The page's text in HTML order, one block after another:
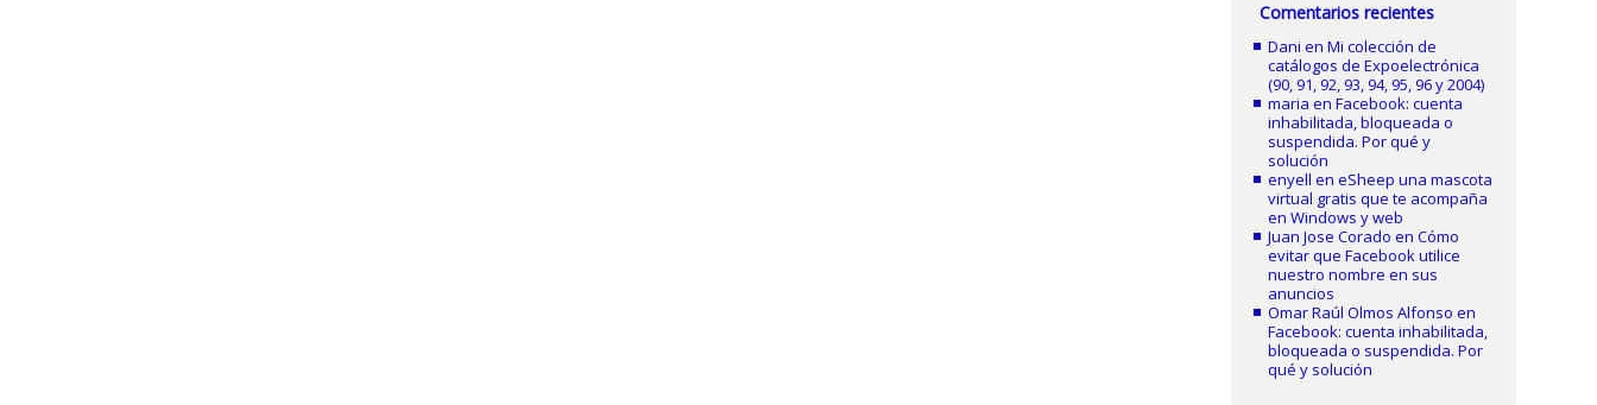
Comentarios recientes
Dani enMi colección de
catálogos de Expoelectrónica
(90, 91, 92, 93, 94, 95, 96 y 2004)
maria enFacebook: cuenta
inhabilitada, bloqueada o
suspendida. Por qué y
solución
enyell eneSheep una mascota
virtual gratis que te acompaña
en Windows y web
Juan Jose Corado enCómo
evitar que Facebook utilice
nuestro nombre en sus
anuncios
Omar Raúl Olmos Alfonso en
Facebook: cuenta inhabilitada,
bloqueada o suspendida. Por
qué y solución